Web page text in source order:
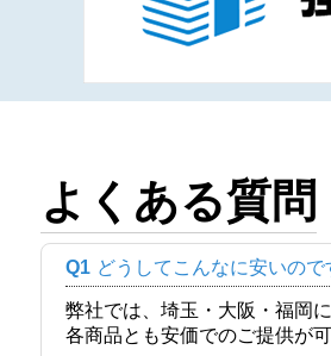
よくある質問
Q1 どうしてこんなに安いので
弊社では、埼玉・大阪・福岡
各商品とも安価でのご提供が